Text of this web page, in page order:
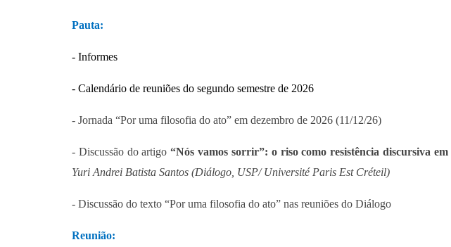
Pauta:
- Informes
- Calendário de reuniões do segundo semestre de 2026
- Jornada “Por uma filosofia do ato” em dezembro de 2026 (11/12/26)
- Discussão do artigo“Nós vamos sorrir”: o riso como resistência discursiva em
Yuri Andrei Batista Santos (Diálogo, USP/ Université Paris Est Créteil)
- Discussão do texto “Por uma filosofia do ato” nas reuniões do Diálogo
Reunião: